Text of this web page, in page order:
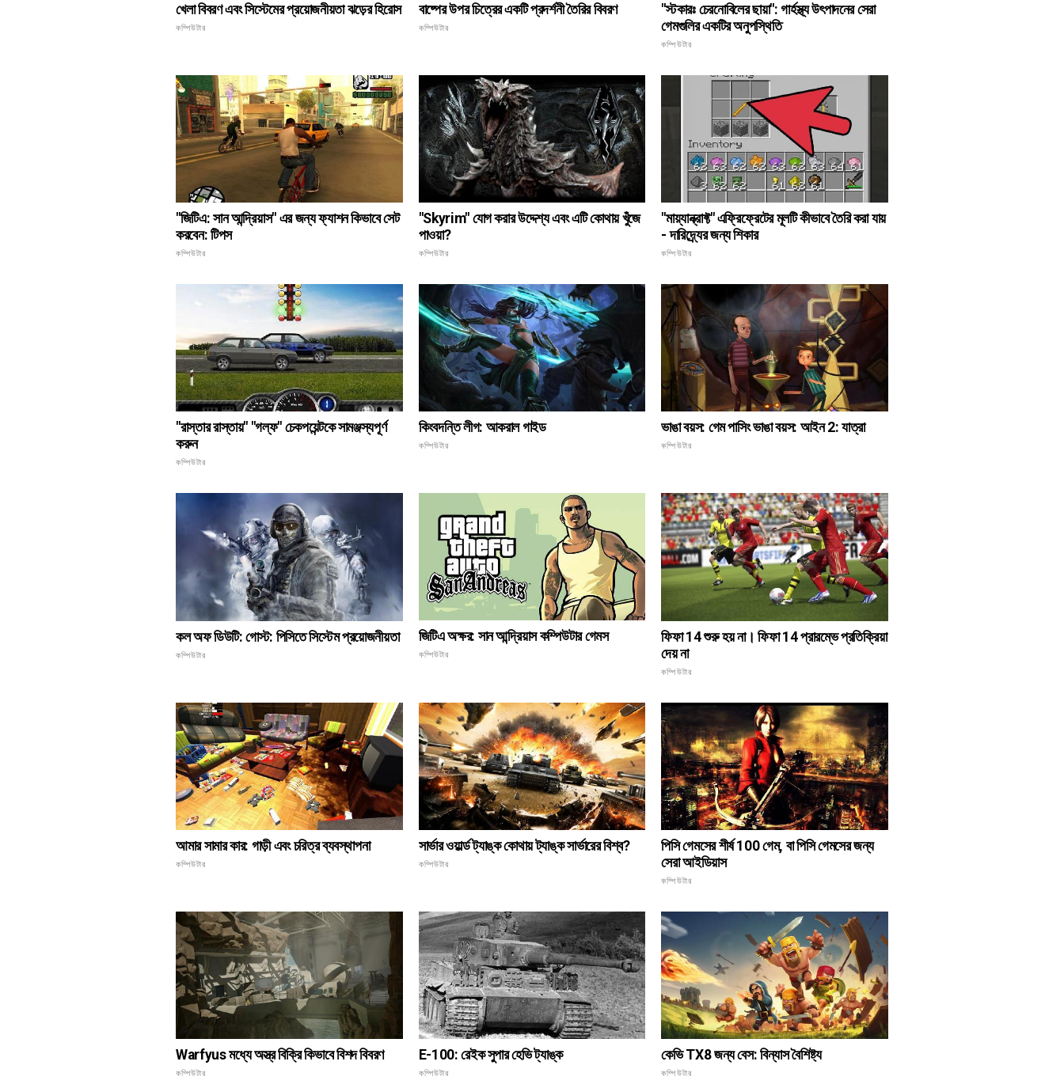
খেলা বিবরণ এবং সিস্টেমের প্রয়োজনীয়তা ঝড়ের হিরোস
কম্পিউটার
বাষ্পের উপর চিত্রের একটি প্রদর্শনী তৈরির বিবরণ
কম্পিউটার
"স্টকারঃ চেরনোবিলের ছায়া": গার্হস্থ্য উৎপাদনের সেরা
গেমগুলির একটির অনুপস্থিতি
কম্পিউটার
"জিটিএ: সান আন্দ্রিয়াস" এর জন্য ফ্যাশন কিভাবে সেট
করবেন: টিপস
কম্পিউটার
"Skyrim" যোগ করার উদ্দেশ্য এবং এটি কোথায় খুঁজে
পাওয়া?
কম্পিউটার
"মায়্যান্ক্রাফ্ট" এফ্রিফ্রেটের মূলটি কীভাবে তৈরি করা যায়
- দারিদ্র্যের জন্য শিকার
কম্পিউটার
"রাস্তার রাস্তায়" "গল্ফ" চেকপয়েন্টকে সামঞ্জস্যপূর্ণ
করুন
কম্পিউটার
কিংবদন্তি লীগ: আকরাল গাইড
কম্পিউটার
ভাঙা বয়স: গেম পাসিং ভাঙা বয়স: আইন 2: যাত্রা
কম্পিউটার
কল অফ ডিউটি: গোস্ট: পিসিতে সিস্টেম প্রয়োজনীয়তা
কম্পিউটার
জিটিএ অক্ষর: সান আন্দ্রিয়াস কম্পিউটার গেমস
কম্পিউটার
ফিফা 14 শুরু হয় না। ফিফা 14 প্রারম্ভে প্রতিক্রিয়া
দেয় না
কম্পিউটার
আমার সামার কার: গাড়ী এবং চরিত্র ব্যবস্থাপনা
কম্পিউটার
সার্ভার ওয়ার্ল্ড ট্যাঙ্ক কোথায় ট্যাঙ্ক সার্ভারের বিশ্ব?
কম্পিউটার
পিসি গেমসের শীর্ষ 100 গেম, বা পিসি গেমসের জন্য
সেরা আইডিয়াস
কম্পিউটার
Warfyus মধ্যে অস্ত্র বিক্রি কিভাবে বিশদ বিবরণ
কম্পিউটার
E-100: রেইক সুপার হেভি ট্যাঙ্ক
কম্পিউটার
কেভি TX8 জন্য বেস: বিন্যাস বৈশিষ্ট্য
কম্পিউটার